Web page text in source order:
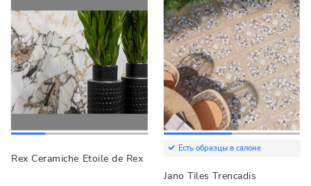
Rex Ceramiche Etoile de Rex
Есть образцы в салоне
Jano Tiles Trencadis